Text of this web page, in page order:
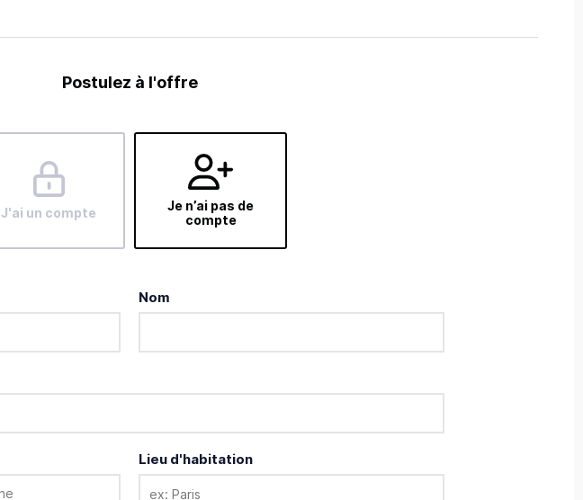
Postulez à l'offre
J'ai un compte
Je n’ai pas de
compte
Nom
Lieu d'habitation